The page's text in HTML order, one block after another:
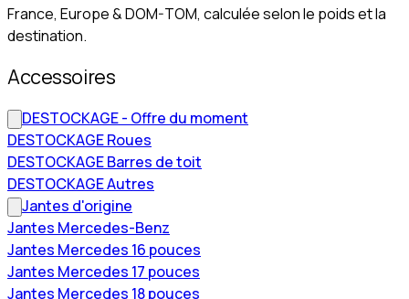
France, Europe & DOM-TOM, calculée selon le poids et la
destination.
Accessoires
DESTOCKAGE - Offre du moment
DESTOCKAGE Roues
DESTOCKAGE Barres de toit
DESTOCKAGE Autres
Jantes d'origine
Jantes Mercedes-Benz
Jantes Mercedes 16 pouces
Jantes Mercedes 17 pouces
Jantes Mercedes 18 pouces